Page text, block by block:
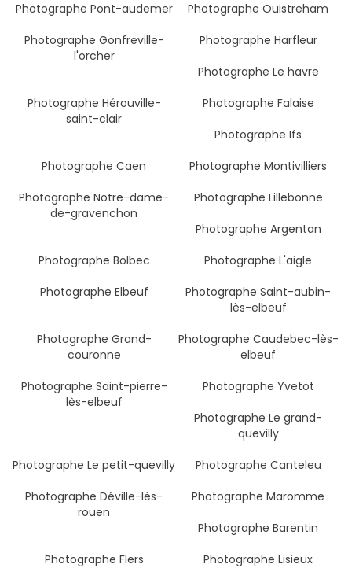
Photographe Pont-audemer
Photographe Ouistreham
Photographe Gonfreville-
l'orcher
Photographe Harfleur
Photographe Le havre
Photographe Hérouville-
saint-clair
Photographe Falaise
Photographe Ifs
Photographe Caen
Photographe Montivilliers
Photographe Notre-dame-
de-gravenchon
Photographe Lillebonne
Photographe Argentan
Photographe Bolbec
Photographe L'aigle
Photographe Elbeuf
Photographe Saint-aubin-
lès-elbeuf
Photographe Grand-
couronne
Photographe Caudebec-lès-
elbeuf
Photographe Saint-pierre-
lès-elbeuf
Photographe Yvetot
Photographe Le grand-
quevilly
Photographe Le petit-quevilly
Photographe Canteleu
Photographe Déville-lès-
rouen
Photographe Maromme
Photographe Barentin
Photographe Flers
Photographe Lisieux